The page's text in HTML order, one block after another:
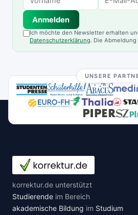
Anmelden
Ich möchte den Newsletter erhalten
Datenschutzerklärung. Die
UNSERE
korrektur.de unterstützt
Studierende im Bereich
akademische Bildung im Studium